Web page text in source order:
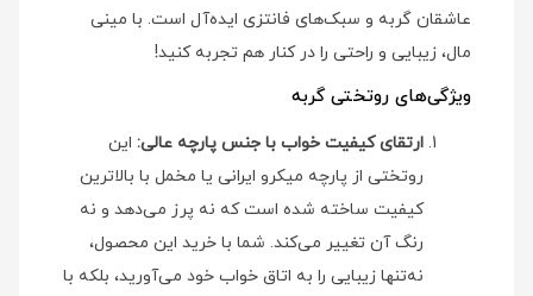
عاشقان گربه و سبک‌های فانتزی ایده‌آل است. با مینی‌
مال، زیبایی و راحتی را در کنار هم تجربه کنید!
ویژگی‌های روتختی گربه
ارتقای کیفیت خواب با جنس پارچه عالی: این
روتختی از پارچه میکرو ایرانی یا مخمل با بالاترین
کیفیت ساخته شده است که نه پرز می‌دهد و نه
رنگ آن تغییر می‌کند. شما با خرید این محصول،
نه‌تنها زیبایی را به اتاق خواب خود می‌آورید، بلکه با